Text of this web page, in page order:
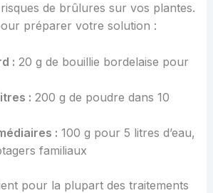
de brûlures sur vos plantes.
préparer votre solution :
: 20 g de bouillie bordelaise pour
: 200 g de poudre dans 10
: 100 g pour 5 litres d’eau,
familiaux
pour la plupart des traitements